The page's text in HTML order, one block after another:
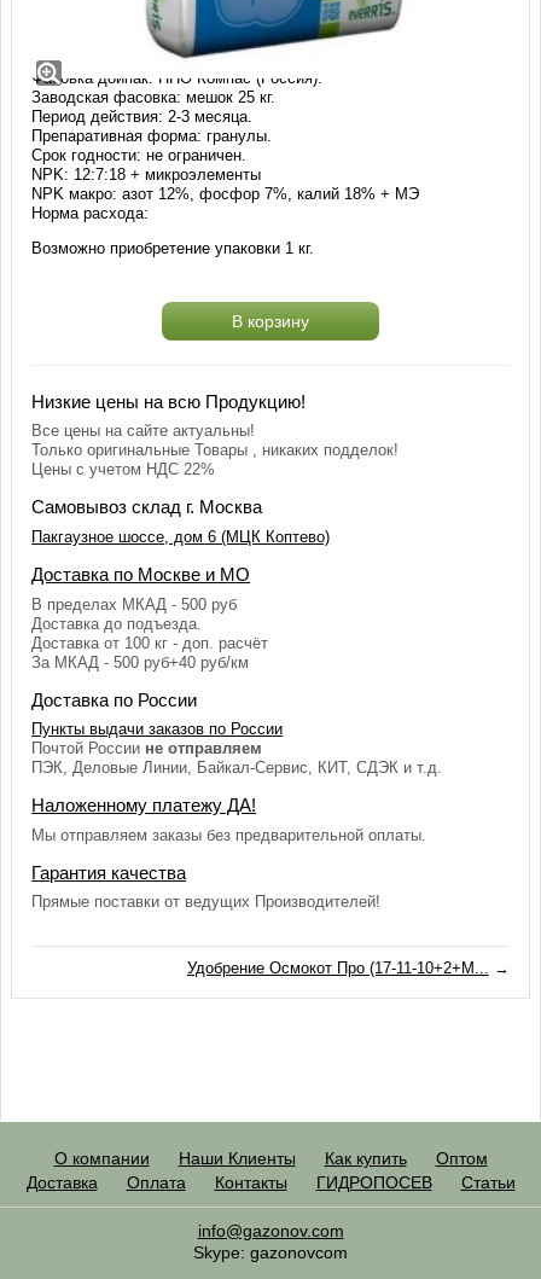
2-3 месяца, 25 кг
Производство: Osmocote (Нидерланды).
Фасовка дойпак: НПО Компас (Россия).
Заводская фасовка: мешок 25 кг.
Период действия: 2-3 месяца.
Препаративная форма: гранулы.
Срок годности: не ограничен.
NPK: 12:7:18 + микроэлементы
NPK макро: азот 12%, фосфор 7%, калий 18% + МЭ
Норма расхода:
Возможно приобретение упаковки 1 кг.
В корзину
Низкие цены на всю Продукцию!
Все цены на сайте актуальны!
Только оригинальные Товары , никаких подделок!
Цены с учетом НДС 22%
Самовывоз склад г. Москва
Пакгаузное шоссе, дом 6 (МЦК Коптево)
Доставка по Москве и МО
В пределах МКАД - 500 руб
Доставка до подъезда.
Доставка от 100 кг - доп. расчёт
За МКАД - 500 руб+40 руб/км
Доставка по России
Пункты выдачи заказов по России
Почтой России не отправляем
ПЭК, Деловые Линии, Байкал-Сервис, КИТ, СДЭК и т.д.
Наложенному платежу ДА!
Мы отправляем заказы без предварительной оплаты.
Гарантия качества
Прямые поставки от ведущих Производителей!
Удобрение Осмокот Про (17-11-10+2+М... →
О компании Наши Клиенты Как купить
Оптом
Доставка
Оплата Контакты ГИДРОПОСЕВ Статьи
info@gazonov.com
Skype: gazonovcom